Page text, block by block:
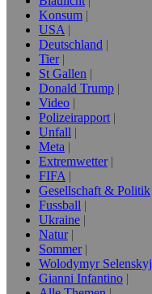
Konsum
USA
Deutschland
Tier
St Gallen
Donald Trump
Video
Polizeirapport
Unfall
Meta
Extremwetter
FIFA
Gesellschaft & Politik
Fussball
Ukraine
Natur
Sommer
Wolodymyr Selenskyj
Gianni Infantino